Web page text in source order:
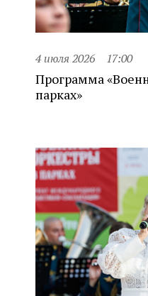
4 июля 2026 17:00
Программа
парках»